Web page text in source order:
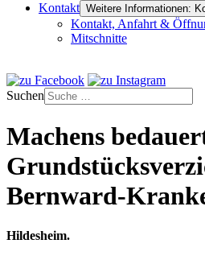
Kontakt Weitere Informationen:
Kontakt, Anfahrt &
Mitschnitte
Suchen
Machens
Bernward-
Hildesheim.